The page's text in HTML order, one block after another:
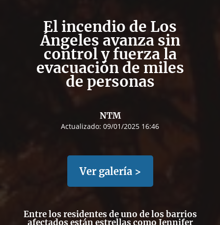
El incendio de Los
Ángeles avanza sin
control y fuerza la
evacuación de miles
de personas
NTM
Actualizado: 09/01/2025 16:46
Ver galería >
Entre los residentes de uno de los barrios
afectados están estrellas como Jennifer